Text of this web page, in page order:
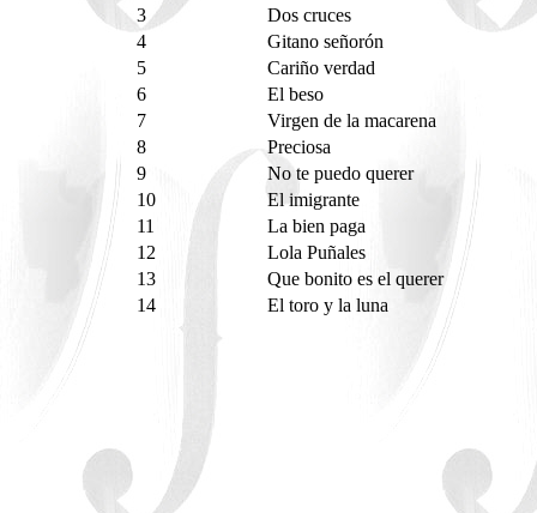
3
Dos cruces
4
Gitano señorón
5
Cariño verdad
6
El beso
7
Virgen de la macarena
8
Preciosa
9
No te puedo querer
10
El imigrante
11
La bien paga
12
Lola Puñales
13
Que bonito es el querer
14
El toro y la luna